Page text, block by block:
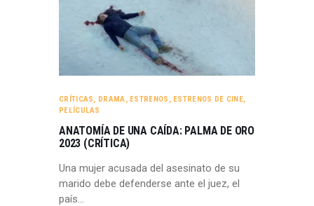
CRÍTICAS, DRAMA, ESTRENOS , ESTRENOS DE CINE,
PELÍCULAS
ANATOMÍA DE UNA CAÍDA: PALMA DE ORO
2023 (CRÍTICA)
Una mujer acusada del asesinato de su
marido debe defenderse ante el juez, el
país…